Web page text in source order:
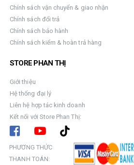
Chính sách vận chuyển & giao nhận
Chính sách đổi trả
Chính sách bảo hành
Chính sách kiểm & hoàn trả hàng
STORE PHAN THỊ
Giới thiệu
Hệ thống đại lý
Liên hệ hợp tác kinh doanh
Kết nối với Store Phan Thị:
PHƯƠNG THỨC
THANH TOÁN: